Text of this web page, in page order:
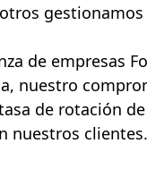
de empresas
nuestro
de rotación
nuestros clientes.